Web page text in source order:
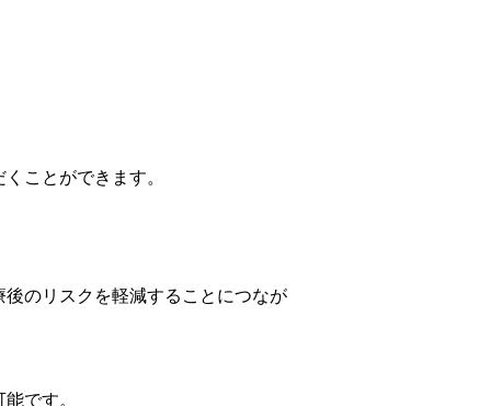
ことができます。
のリスクを軽減することにつなが
です。